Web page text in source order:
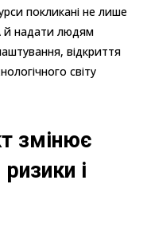
покликані не лише
й надати людям
відкриття
світу
змінює
і